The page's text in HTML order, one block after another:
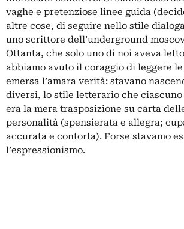
vaghe e pretenziose linee guida
altre cose, di seguire nello stile
uno scrittore dell’underground
Ottanta, che solo uno di noi aveva
abbiamo avuto il coraggio di leggere
emersa l’amara verità: stavano
diversi, lo stile letterario che ciascuno
era la mera trasposizione su carta
personalità (spensierata e allegra;
accurata e contorta). Forse stavamo
l’espressionismo.